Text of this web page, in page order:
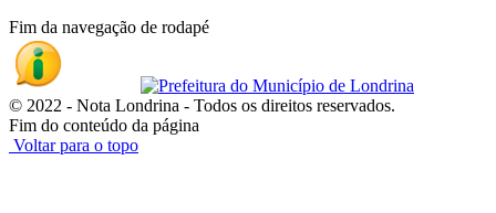
Fim da navegação de rodapé
© 2022 - Nota Londrina - Todos os direitos reservados.
Fim do conteúdo da página
Voltar para o topo